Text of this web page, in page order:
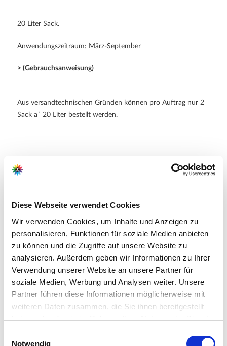
Diese Webseite verwendet Cookies
Wir verwenden Cookies, um Inhalte und Anzeigen zu
personalisieren, Funktionen für soziale Medien anbieten
zu können und die Zugriffe auf unsere Website zu
analysieren. Außerdem geben wir Informationen zu Ihrer
Verwendung unserer Website an unsere Partner für
soziale Medien, Werbung und Analysen weiter. Unsere
Partner führen diese Informationen möglicherweise mit
weiteren Daten zusammen, die Sie ihnen bereitgestellt
haben oder die sie im Rahmen Ihrer Nutzung der Dienste
betätigen Sie anschließend den "OK"-Button:
Notwendig
20 Liter Sack.
Anwendungszeitraum: März-September
> (Gebrauchsanweisung)
Aus versandtechnischen Gründen können pro Auftrag nur 2
Sack a´ 20 Liter bestellt werden.
Hersteller/Importeur
W. Neudorff GmbH KG
An der Mühle 3
31860 Emmerthal
E-Mail:
service@neudorff.com
Webseite:
https://www.neudorff.de